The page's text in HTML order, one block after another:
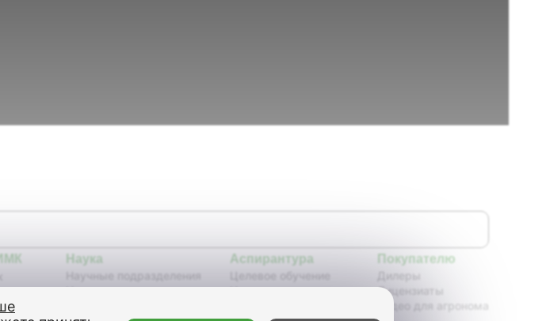
Наука
Научные подразделения
Научные издания
изобретения,
Аспирантура
Целевое обучение
Новости аспирантуры
Покупателю
Дилеры
Лицензиаты
Видео для агронома